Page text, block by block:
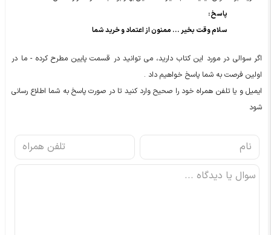
پاسخ :
سلام وقت بخیر ... ممنون از اعتماد و خرید شما
اگر سوالی در مورد این کتاب دارید، می توانید در قسمت پایین مطرح کرده - ما در
اولین فرصت به شما پاسخ خواهیم داد .
ایمیل و یا تلفن همراه خود را صحیح وارد کنید تا در صورت پاسخ به شما اطلاع رسانی
شود